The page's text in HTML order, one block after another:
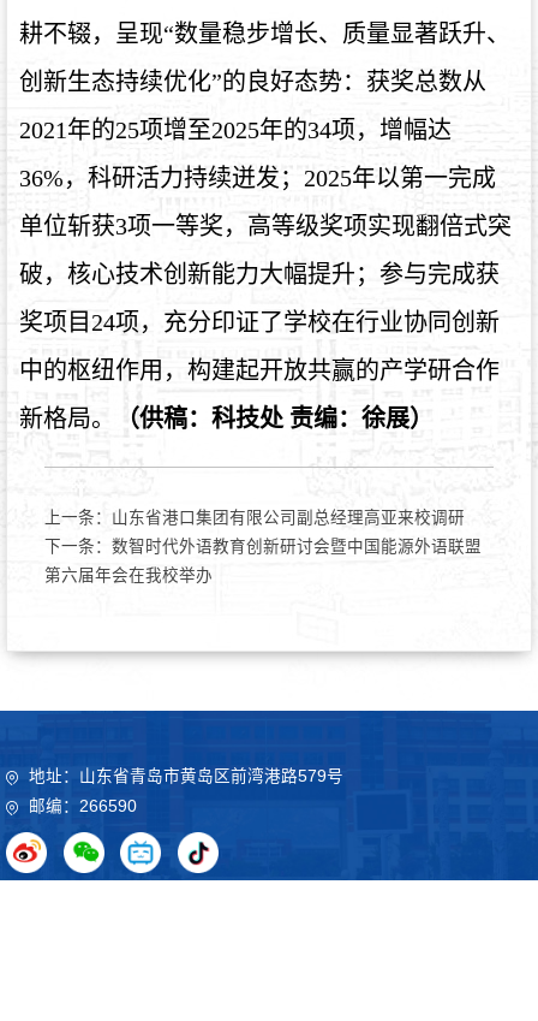
耕不辍，呈现“数量稳步增长、质量显著跃升、
创新生态持续优化”的良好态势：获奖总数从
2021年的25项增至2025年的34项，增幅达
36%，科研活力持续迸发；2025年以第一完成
单位斩获3项一等奖，高等级奖项实现翻倍式突
破，核心技术创新能力大幅提升；参与完成获
奖项目24项，充分印证了学校在行业协同创新
中的枢纽作用，构建起开放共赢的产学研合作
新格局。
（供稿：科技处 责编：徐展）
上一条： 山东省港口集团有限公司副总经理高亚来校调研
下一条： 数智时代外语教育创新研讨会暨中国能源外语联盟
第六届年会在我校举办
地址：山东省青岛市黄岛区前湾港路579号
邮编：266590